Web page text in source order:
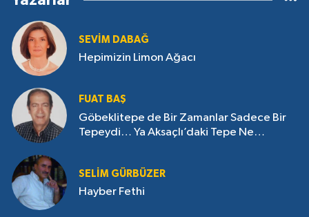
SEVIM DABAĞ
Hepimizin Limon Ağacı
FUAT BAŞ
Göbeklitepe de Bir Zamanlar Sadece Bir
Tepeydi… Ya Aksaçlı’daki Tepe Ne
SELIM GÜRBÜZER
Hayber Fethi